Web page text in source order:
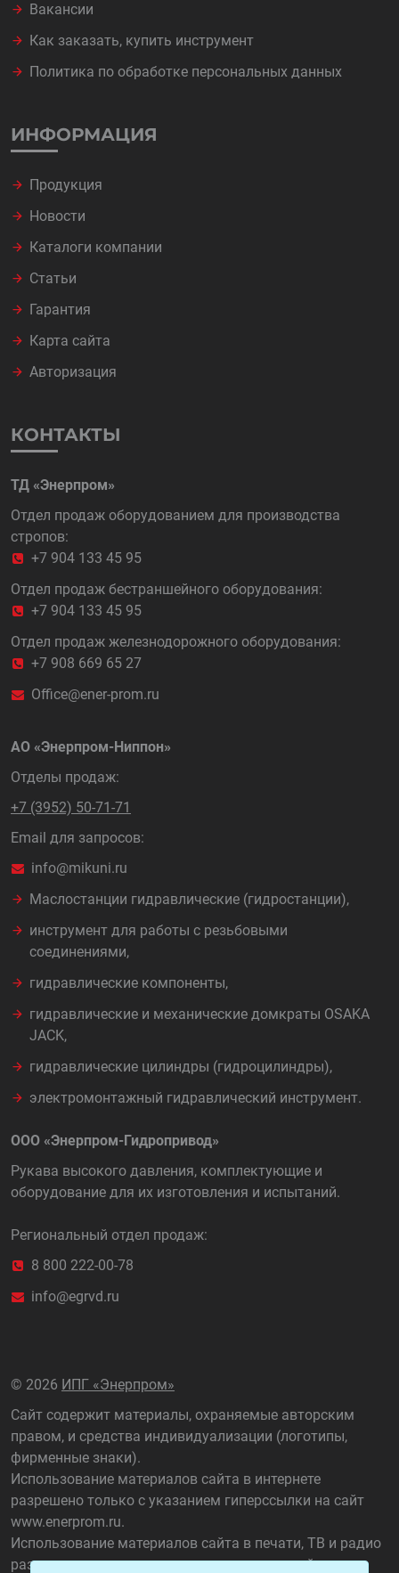
Вакансии
Как заказать, купить инструмент
Политика по обработке персональных данных
ИНФОРМАЦИЯ
Продукция
Новости
Каталоги компании
Статьи
Гарантия
Карта сайта
Авторизация
КОНТАКТЫ
ТД «Энерпром»
Отдел продаж оборудованием для производства
стропов:
+7 904 133 45 95
Отдел продаж бестраншейного оборудования:
+7 904 133 45 95
Отдел продаж железнодорожного оборудования:
+7 908 669 65 27
Office@ener-prom.ru
АО «Энерпром-Ниппон»
Отделы продаж:
+7 (3952) 50-71-71
Email для запросов:
info@mikuni.ru
Маслостанции гидравлические (гидростанции),
инструмент для работы с резьбовыми
соединениями,
гидравлические компоненты,
гидравлические и механические домкраты OSAKA
JACK,
гидравлические цилиндры (гидроцилиндры),
электромонтажный гидравлический инструмент.
ООО «Энерпром-Гидропривод»
Рукава высокого давления, комплектующие и
оборудование для их изготовления и испытаний.
Региональный отдел продаж:
8 800 222-00-78
info@egrvd.ru
© 2026 ИПГ «Энерпром»
Сайт содержит материалы, охраняемые авторским
правом, и средства индивидуализации (логотипы,
фирменные знаки).
Использование материалов сайта в интернете
разрешено только с указанием гиперссылки на сайт
www.enerprom.ru.
Использование материалов сайта в печати, ТВ и радио
разрешено только с указанием названия сайта